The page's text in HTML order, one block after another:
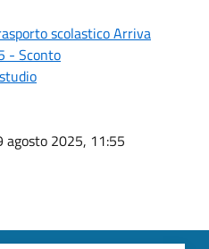
scolastico Arriva
- Sconto
agosto 2025, 11:55